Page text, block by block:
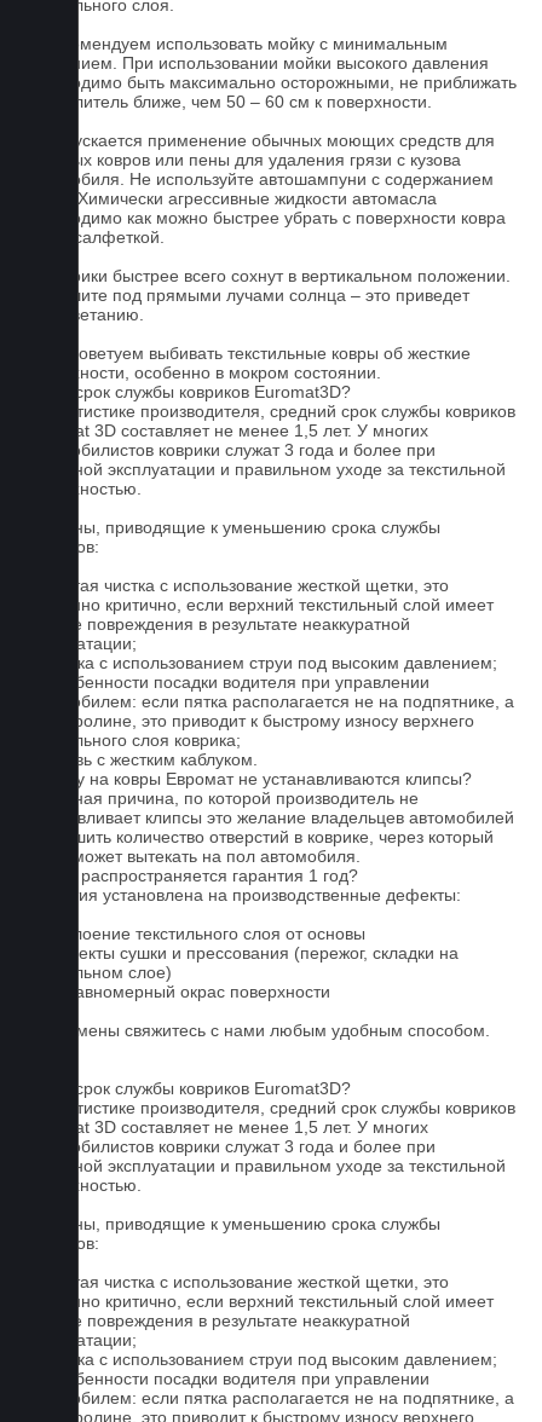
текстильного слоя.
2. Рекомендуем использовать мойку с минимальным
давлением. При использовании мойки высокого давления
необходимо быть максимально осторожными, не приближать
распылитель ближе, чем 50 – 60 см к поверхности.
3. Допускается применение обычных моющих средств для
бытовых ковров или пены для удаления грязи с кузова
автомобиля. Не используйте автошампуни с содержанием
воска! Химически агрессивные жидкости автомасла
необходимо как можно быстрее убрать с поверхности ковра
сухой салфеткой.
4. Коврики быстрее всего сохнут в вертикальном положении.
Не сушите под прямыми лучами солнца – это приведет
к выцветанию.
5. Не советуем выбивать текстильные ковры об жесткие
поверхности, особенно в мокром состоянии.
Какой срок службы ковриков Euromat3D?
По статистике производителя, средний срок службы ковриков
Euromat 3D составляет не менее 1,5 лет. У многих
автомобилистов коврики служат 3 года и более при
бережной эксплуатации и правильном уходе за текстильной
поверхностью.
Причины, приводящие к уменьшению срока службы
ковриков:
1. Частая чистка с использование жесткой щетки, это
особенно критично, если верхний текстильный слой имеет
мелкие повреждения в результате неаккуратной
эксплуатации;
2. Мойка с использованием струи под высоким давлением;
3. Особенности посадки водителя при управлении
автомобилем: если пятка располагается не на подпятнике, а
на ковролине, это приводит к быстрому износу верхнего
текстильного слоя коврика;
4. Обувь с жестким каблуком.
Почему на ковры Евромат не устанавливаются клипсы?
Основная причина, по которой производитель не
устанавливает клипсы это желание владельцев автомобилей
уменьшить количество отверстий в коврике, через который
влага может вытекать на пол автомобиля.
На что распространяется гарантия 1 год?
Гарантия установлена на производственные дефекты:
1. Отслоение текстильного слоя от основы
2. Дефекты сушки и прессования (пережог, складки на
текстильном слое)
3. Неравномерный окрас поверхности
Для замены свяжитесь с нами любым удобным способом.
Какой срок службы ковриков Euromat3D?
По статистике производителя, средний срок службы ковриков
Euromat 3D составляет не менее 1,5 лет. У многих
автомобилистов коврики служат 3 года и более при
бережной эксплуатации и правильном уходе за текстильной
поверхностью.
Причины, приводящие к уменьшению срока службы
ковриков:
1. Частая чистка с использование жесткой щетки, это
особенно критично, если верхний текстильный слой имеет
мелкие повреждения в результате неаккуратной
эксплуатации;
2. Мойка с использованием струи под высоким давлением;
3. Особенности посадки водителя при управлении
автомобилем: если пятка располагается не на подпятнике, а
на ковролине, это приводит к быстрому износу верхнего